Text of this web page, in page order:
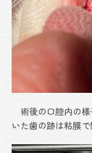
術後の口腔内の様
いた歯の跡は粘膜で